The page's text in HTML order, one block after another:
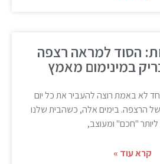
הסוד למראה רצפה
במינימום מאמץ
לא באמת רוצה להעביר את כל יום
של הרצפה. בימים אלה, כשהבית שלנו
"חכם" ומעוצב,
קרא עוד »